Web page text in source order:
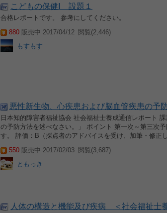
こどもの保健Ⅰ 設題１
合格レポートです。 参考にしてください。
880 販売中 2017/04/12 閲覧(2,446)
もすもす
悪性新生物、心疾患および脳血管疾患の予
日本知的障害者福祉協会 社会福祉士養成通信レポート
の予防方法を述べなさい。」 ポイント 第一次～第三次
す。 評価：B（採点者のアドバイスを受け、加筆・修正
550 販売中 2017/02/03 閲覧(3,687)
ともっき
人体の構造と機能及び疾病 ＜社会福祉